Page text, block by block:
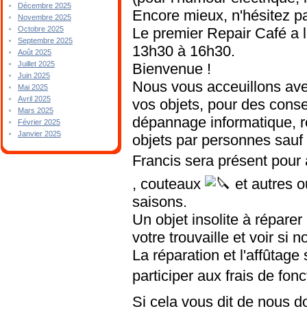
Décembre 2025
Novembre 2025
Octobre 2025
Septembre 2025
Août 2025
Juillet 2025
Juin 2025
Mai 2025
Avril 2025
Mars 2025
Février 2025
Janvier 2025
Encore mieux, n'hésitez
Le premier Repair Café a
13h30 à 16h30.
Bienvenue !
Nous vous acceuillons
vos objets, pour des
dépannage informatique,
objets par personnes
Francis sera présent
, couteaux
et autres
saisons.
Un objet insolite à
votre trouvaille et voir si
La réparation et
participer aux frais de
Si cela vous dit de nous